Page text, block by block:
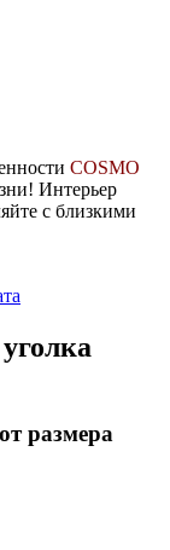
COSMO
Интерьер
с близкими
размера